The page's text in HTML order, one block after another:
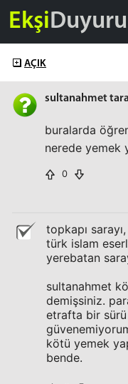
EkşiDuyuru
AÇIK
sultanahmet
buralarda
nerede yemek
0
topkapı
türk islam
yerebatan
sultanahmet
demişsiniz.
etrafta bir sürü
kötü yemek
bende.